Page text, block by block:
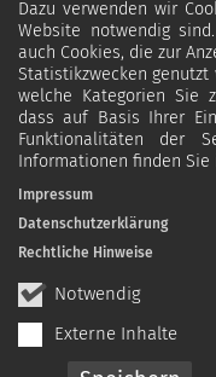
Dazu verwenden wir
Website notwendig
auch Cookies, die zur
Statistikzwecken
welche Kategorien Sie
dass auf Basis Ihrer
Funktionalitäten der
Informationen finden Sie
Notwendig
Externe Inhalte
Impressum
Datenschutzerklärung
Rechtliche Hinweise